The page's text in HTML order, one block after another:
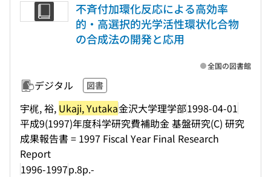
不斉付加環化反応による高効率
的・高選択的光学活性環状化合物
の合成法の開発と応用
デジタル 図書
宇梶, 裕, Ukaji, Yutaka金沢大学理学部1998-04-01
平成9(1997)年度科学研究費補助金 基盤研究(C) 研究
成果報告書 = 1997 Fiscal Year Final Research
Report
1996-1997p.8p.-
全国の図書館